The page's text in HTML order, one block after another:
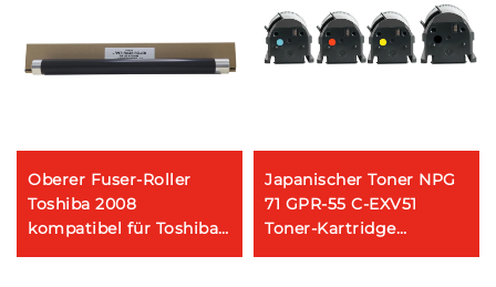
Oberer Fuser-Roller
Toshiba 2008
kompatibel für Toshiba
E-STUDIO 2008 2508
Japanischer Toner NPG
71 GPR-55 C-EXV51
Toner-Kartridge
kompatibel mit IR